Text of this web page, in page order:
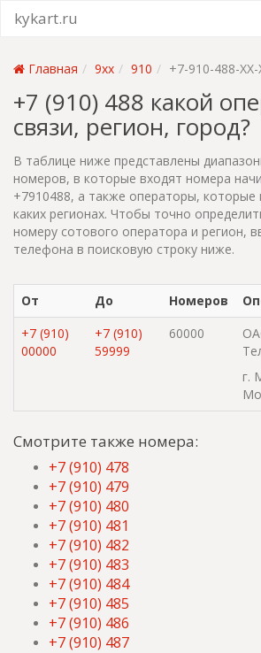
kykart.ru
Главная 9xx 910 +7-910-488-XX-
+7 (910) 488 какой
связи, регион, город?
В таблице ниже представлены
номеров, в которые входят номера
+7910488, а также операторы,
каких регионах. Чтобы точно
номеру сотового оператора и регион,
телефона в поисковую строку ниже.
От До Номеров
+7 (910)
00000
+7 (910)
59999
60000
г.
Смотрите также номера:
+7 (910) 478
+7 (910) 479
+7 (910) 480
+7 (910) 481
+7 (910) 482
+7 (910) 483
+7 (910) 484
+7 (910) 485
+7 (910) 486
+7 (910) 487